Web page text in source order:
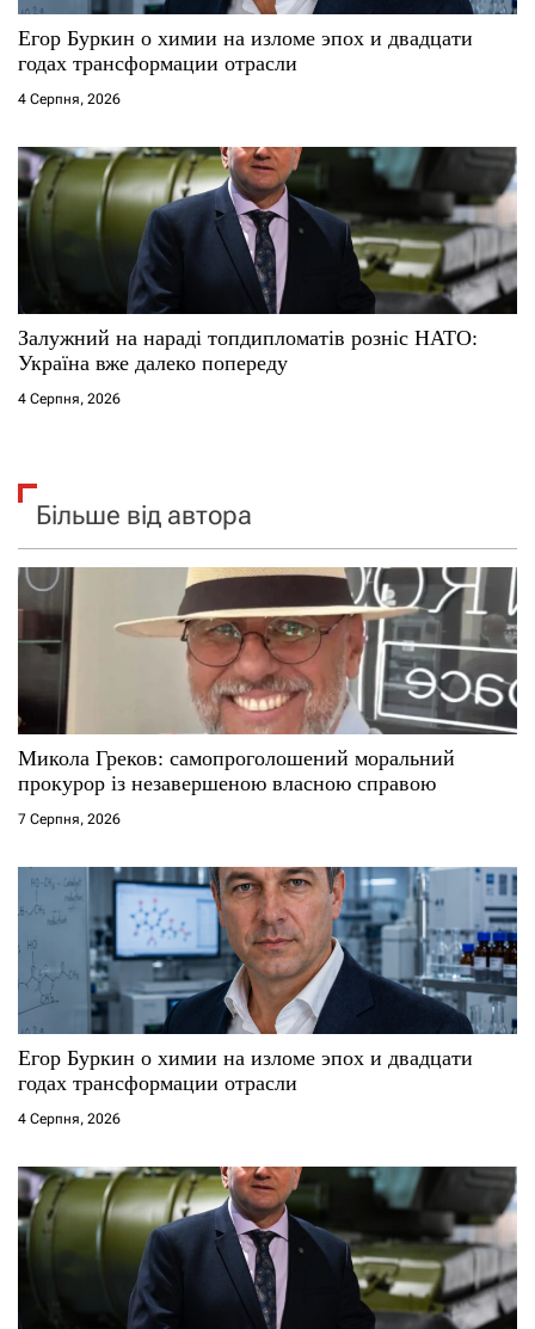
Егор Буркин о химии на изломе эпох и двадцати
годах трансформации отрасли
4 Серпня, 2026
Залужний на нараді топдипломатів розніс НАТО:
Україна вже далеко попереду
4 Серпня, 2026
Більше від автора
Микола Греков: самопроголошений моральний
прокурор із незавершеною власною справою
7 Серпня, 2026
Егор Буркин о химии на изломе эпох и двадцати
годах трансформации отрасли
4 Серпня, 2026